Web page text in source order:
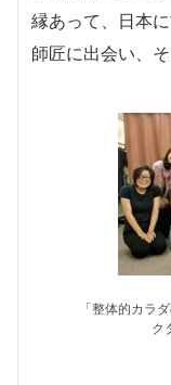
縁あって、日本
師匠に出会い、
「整体的カラ
ク